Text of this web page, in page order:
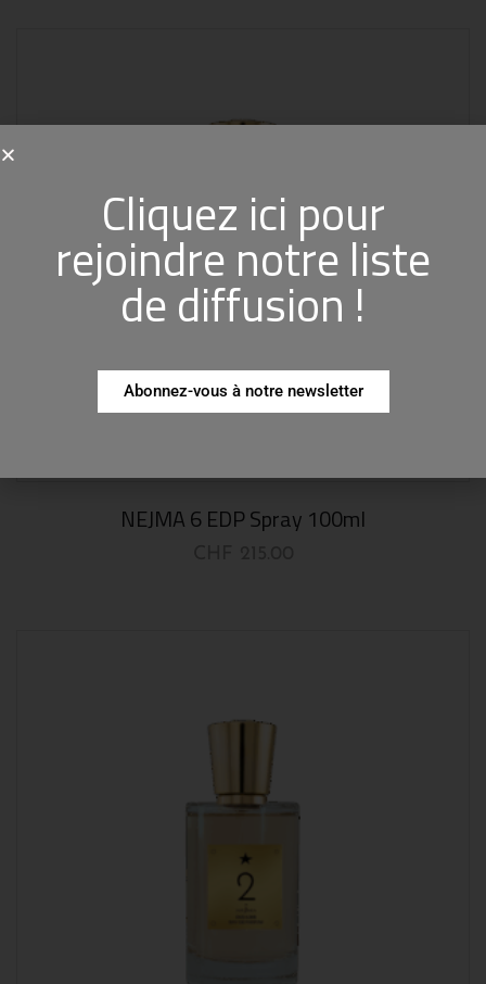
NEJMA 6 EDP Spray 100ml
Cliquez ici pour
rejoindre notre liste
de diffusion !
Abonnez-vous à notre newsletter